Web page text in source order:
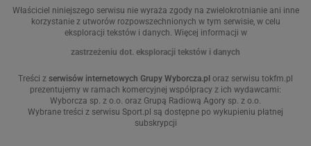
Właściciel niniejszego serwisu nie wyraża zgody na zwielokrotnianie ani inne
korzystanie z utworów rozpowszechnionych w tym serwisie, w celu
eksploracji tekstów i danych. Więcej informacji w
zastrzeżeniu dot. eksploracji tekstów i danych
Treści z serwisów internetowych Grupy Wyborcza.pl oraz serwisu tokfm.pl
prezentujemy w ramach komercyjnej współpracy z ich wydawcami:
Wyborcza sp. z o.o. oraz Grupą Radiową Agory sp. z o.o.
Wybrane treści z serwisu Sport.pl są dostępne po wykupieniu płatnej
subskrypcji